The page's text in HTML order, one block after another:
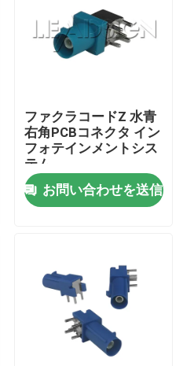
ファクラコードZ 水青
右角PCBコネクタ イン
フォテインメントシス
テム
お問い合わせを送信